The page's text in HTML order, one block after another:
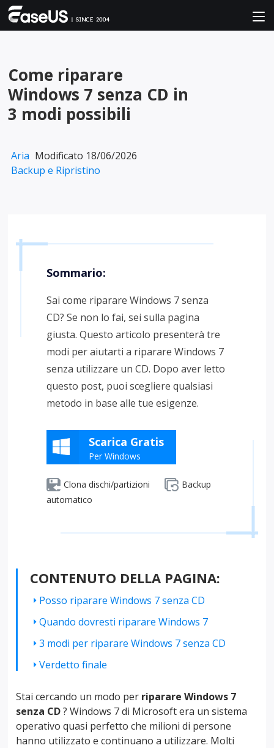
Come riparare
Windows 7 senza CD in
3 modi possibili
Aria Modificato 18/06/2026
Backup e Ripristino
Sommario:
Sai come riparare Windows 7 senza
CD? Se non lo fai, sei sulla pagina
giusta. Questo articolo presenterà tre
modi per aiutarti a riparare Windows 7
senza utilizzare un CD. Dopo aver letto
questo post, puoi scegliere qualsiasi
metodo in base alle tue esigenze.
Scarica Gratis
Per Windows
Clona dischi/partizioni
Backup
automatico
CONTENUTO DELLA PAGINA:
Posso riparare Windows 7 senza CD
Quando dovresti riparare Windows 7
3 modi per riparare Windows 7 senza CD
Verdetto finale
Stai cercando un modo per riparare Windows 7
senza CD? Windows 7 di Microsoft era un sistema
operativo quasi perfetto che milioni di persone
hanno utilizzato e continuano a utilizzare. Molti